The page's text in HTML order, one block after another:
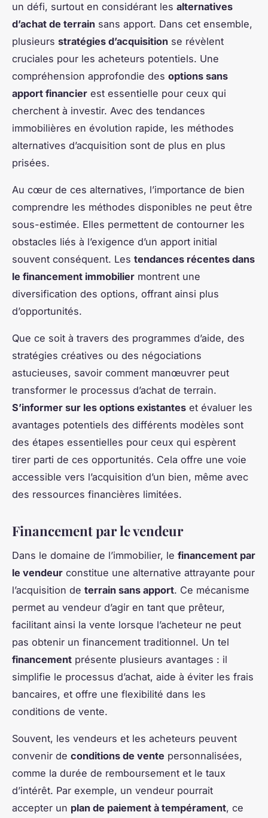
un défi, surtout en considérant les alternatives
d’achat de terrain sans apport. Dans cet ensemble,
plusieurs stratégies d’acquisition se révèlent
cruciales pour les acheteurs potentiels. Une
compréhension approfondie des options sans
apport financier est essentielle pour ceux qui
cherchent à investir. Avec des tendances
immobilières en évolution rapide, les méthodes
alternatives d’acquisition sont de plus en plus
prisées.
Au cœur de ces alternatives, l’importance de bien
comprendre les méthodes disponibles ne peut être
sous-estimée. Elles permettent de contourner les
obstacles liés à l’exigence d’un apport initial
souvent conséquent. Les tendances récentes dans
le financement immobilier montrent une
diversification des options, offrant ainsi plus
d’opportunités.
Que ce soit à travers des programmes d’aide, des
stratégies créatives ou des négociations
astucieuses, savoir comment manœuvrer peut
transformer le processus d’achat de terrain.
S’informer sur les options existantes et évaluer les
avantages potentiels des différents modèles sont
des étapes essentielles pour ceux qui espèrent
tirer parti de ces opportunités. Cela offre une voie
accessible vers l’acquisition d’un bien, même avec
des ressources financières limitées.
Financement par le vendeur
Dans le domaine de l’immobilier, le financement par
le vendeur constitue une alternative attrayante pour
l’acquisition de terrain sans apport. Ce mécanisme
permet au vendeur d’agir en tant que prêteur,
facilitant ainsi la vente lorsque l’acheteur ne peut
pas obtenir un financement traditionnel. Un tel
financement présente plusieurs avantages : il
simplifie le processus d’achat, aide à éviter les frais
bancaires, et offre une flexibilité dans les
conditions de vente.
Souvent, les vendeurs et les acheteurs peuvent
convenir de conditions de vente personnalisées,
comme la durée de remboursement et le taux
d’intérêt. Par exemple, un vendeur pourrait
accepter un plan de paiement à tempérament, ce